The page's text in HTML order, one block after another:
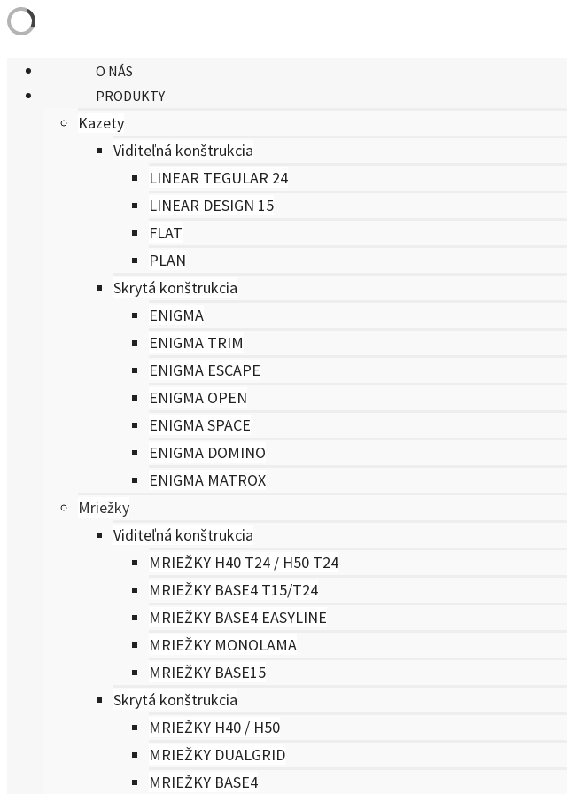
O NÁS
PRODUKTY
Kazety
Viditeľná konštrukcia
LINEAR TEGULAR 24
LINEAR DESIGN 15
FLAT
PLAN
Skrytá konštrukcia
ENIGMA
ENIGMA TRIM
ENIGMA ESCAPE
ENIGMA OPEN
ENIGMA SPACE
ENIGMA DOMINO
ENIGMA MATROX
Mriežky
Viditeľná konštrukcia
MRIEŽKY H40 T24 / H50 T24
MRIEŽKY BASE4 T15/T24
MRIEŽKY BASE4 EASYLINE
MRIEŽKY MONOLAMA
MRIEŽKY BASE15
Skrytá konštrukcia
MRIEŽKY H40 / H50
MRIEŽKY DUALGRID
MRIEŽKY BASE4